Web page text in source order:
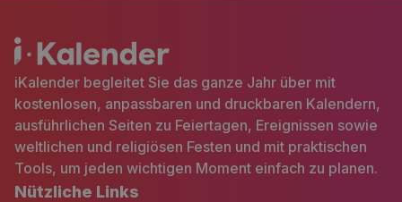
iKalender begleitet Sie das ganze Jahr über mit
kostenlosen, anpassbaren und druckbaren Kalendern,
ausführlichen Seiten zu Feiertagen, Ereignissen sowie
weltlichen und religiösen Festen und mit praktischen
Tools, um jeden wichtigen Moment einfach zu planen.
Nützliche Links